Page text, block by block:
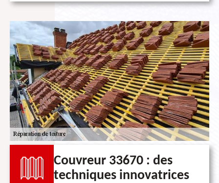
Couvreur 33670 : des
techniques innovatrices